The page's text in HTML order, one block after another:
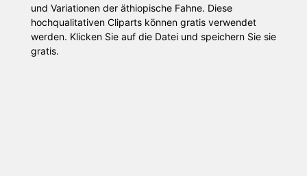
und Variationen der äthiopische Fahne. Diese
hochqualitativen Cliparts können gratis verwendet
werden. Klicken Sie auf die Datei und speichern Sie sie
gratis.